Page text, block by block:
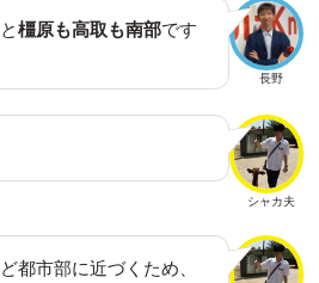
長野
橿原も高取も南部です
シャカ夫
都市部に近づくため、